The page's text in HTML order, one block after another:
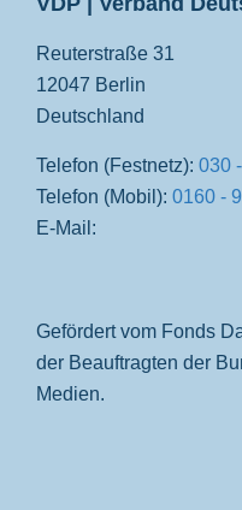
Reuterstraße 31
12047 Berlin
Deutschland
Telefon (Festnetz): 030
Telefon (Mobil): 0160 -
E-Mail:
Gefördert vom Fonds
der Beauftragten der
Medien.